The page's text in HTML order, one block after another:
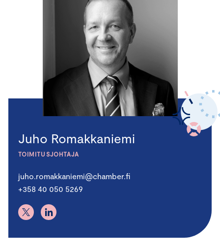
Juho Romakkaniemi
TOIMITUSJOHTAJA
juho.romakkaniemi@chamber.fi
+358 40 050 5269